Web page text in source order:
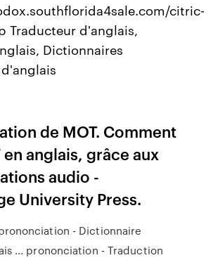
citric-
Traducteur d'anglais,
Dictionnaires
de MOT. Comment
anglais, grâce aux
audio -
University Press.
- Dictionnaire
... prononciation - Traduction